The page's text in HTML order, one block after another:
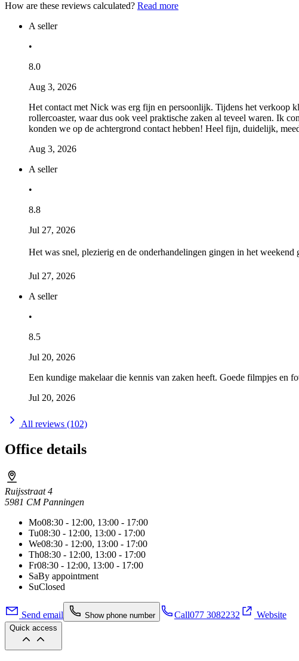
How are these reviews calculated? Read more
A seller
•
8.0
Aug 3, 2026
Het contact met Nick was erg fijn en persoonlijk. Tijdens het verkoop
rollercoaster, waar dus ook veel praktische zaken al teveel waren. Ik
konden we op de achtergrond contact hebben! Heel fijn, duidelijk,
Aug 3, 2026
A seller
•
8.8
Jul 27, 2026
Het was snel, plezierig en de onderhandelingen gingen in het
Jul 27, 2026
A seller
•
8.5
Jul 20, 2026
Een kundige makelaar die kennis van zaken heeft. Goede filmpjes en
Jul 20, 2026
All reviews (102)
Office details
Ruijsstraat 4
5981 CM Panningen
Mo08:30 - 12:00, 13:00 - 17:00
Tu08:30 - 12:00, 13:00 - 17:00
We08:30 - 12:00, 13:00 - 17:00
Th08:30 - 12:00, 13:00 - 17:00
Fr08:30 - 12:00, 13:00 - 17:00
SaBy appointment
SuClosed
Send email Show phone number Call077 3082232 Website
Quick access